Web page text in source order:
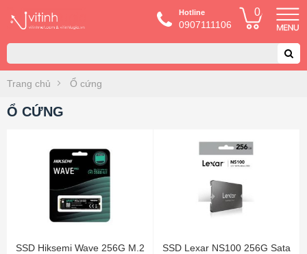
Hotline
0907111106
0
Trang chủ Ổ cứng
Ổ CỨNG
SSD Hiksemi Wave 256G M.2
SSD Lexar NS100 256G Sata